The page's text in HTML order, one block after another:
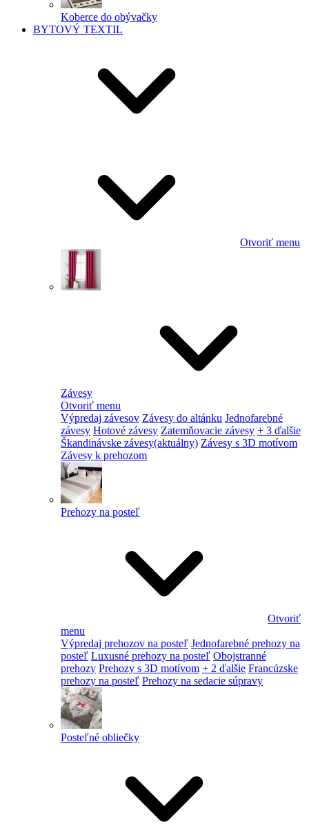
Koberce do obývačky
BYTOVÝ TEXTIL
Otvoriť menu
Závesy
Otvoriť menu
Výpredaj závesov Závesy do altánku Jednofarebné
závesy Hotové závesy Zatemňovacie závesy + 3 ďalšie
Škandinávske závesy(aktuálny) Závesy s 3D motívom
Závesy k prehozom
Prehozy na posteľ
Otvoriť
menu
Výpredaj prehozov na posteľ Jednofarebné prehozy na
posteľ Luxusné prehozy na posteľ Obojstranné
prehozy Prehozy s 3D motívom + 2 ďalšie Francúzske
prehozy na posteľ Prehozy na sedacie súpravy
Posteľné obliečky